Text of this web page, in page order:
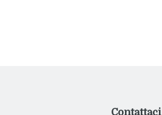
Contattaci